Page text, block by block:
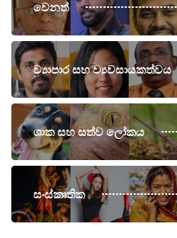
වෙනත්
ව්‍යාපාර සහ ව්‍යවසායකත්වය
ශාක සහ සත්ව ලෝකය
සංස්කෘතික